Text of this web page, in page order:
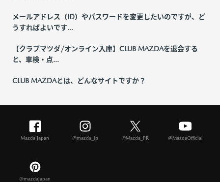
メールアドレス（ID）やパスワードを変更したいのですが、ど
うすればよいです...
【クラブマツダ/オンライン入庫】CLUB MAZDAを退会する
と、車検・点...
CLUB MAZDAとは、どんなサイトですか？
Mazda Japan @mazda_jp @Mazda_PR @MazdaOfficial
@mazdajapan